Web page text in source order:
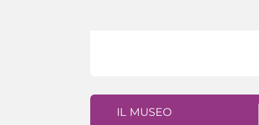
IL MUSEO